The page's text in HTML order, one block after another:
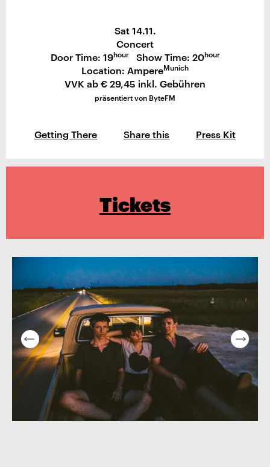
Sat 14.11.
Concert
Door Time: 19hourShow Time: 20hour
Location: AmpereMunich
VVK ab € 29,45 inkl. Gebühren
präsentiert von ByteFM
Getting There Share this Press Kit
Tickets